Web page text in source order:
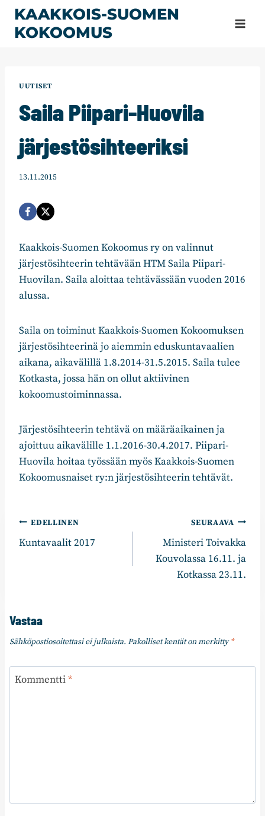
Siirry
sisältöön
KAAKKOIS-SUOMEN
KOKOOMUS
UUTISET
Saila Piipari-Huovila
järjestösihteeriksi
13.11.2015
Kaakkois-Suomen Kokoomus ry on valinnut
järjestösihteerin tehtävään HTM Saila Piipari-
Huovilan. Saila aloittaa tehtävässään vuoden 2016
alussa.
Saila on toiminut Kaakkois-Suomen Kokoomuksen
järjestösihteerinä jo aiemmin eduskuntavaalien
aikana, aikavälillä 1.8.2014-31.5.2015. Saila tulee
Kotkasta, jossa hän on ollut aktiivinen
kokoomustoiminnassa.
Järjestösihteerin tehtävä on määräaikainen ja
ajoittuu aikavälille 1.1.2016-30.4.2017. Piipari-
Huovila hoitaa työssään myös Kaakkois-Suomen
Kokoomusnaiset ry:n järjestösihteerin tehtävät.
Artikkelien
selaus
EDELLINEN
Kuntavaalit 2017
SEURAAVA
Ministeri Toivakka
Kouvolassa 16.11. ja
Kotkassa 23.11.
Vastaa
Sähköpostiosoitettasi ei julkaista. Pakolliset kentät on merkitty*
Kommentti*